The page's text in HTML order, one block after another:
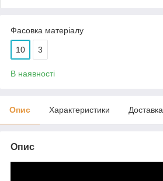
Фасовка матеріалу
10 3
В наявності
Опис Характеристики Доставка
Опис